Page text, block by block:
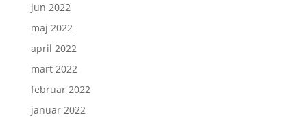
jun 2022
maj 2022
april 2022
mart 2022
februar 2022
januar 2022